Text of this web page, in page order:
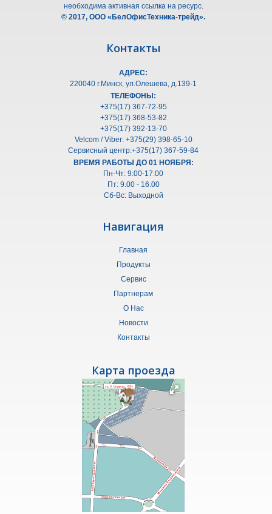
необходима активная ссылка на ресурс.
© 2017, ООО «БелОфисТехника-трейд».
Контакты
АДРЕС:
220040 г.Минск, ул.Олешeва, д.139-1
ТЕЛЕФОНЫ:
+375(17) 367-72-95
+375(17) 368-53-82
+375(17) 392-13-70
Velcom / Viber: +375(29) 398-65-10
Сервисный центр:+375(17) 367-59-84
ВРЕМЯ РАБОТЫ ДО 01 НОЯБРЯ:
Пн-Чт: 9:00-17:00
Пт: 9.00 - 16.00
Сб-Вс: Выходной
Навигация
Главная
Продукты
Сервис
Партнерам
О Нас
Новости
Контакты
Карта проезда